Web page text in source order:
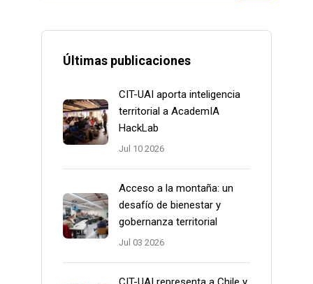
Últimas publicaciones
CIT-UAI aporta inteligencia
territorial a AcademIA
HackLab
Jul 10 2026
Acceso a la montaña: un
desafío de bienestar y
gobernanza territorial
Jul 03 2026